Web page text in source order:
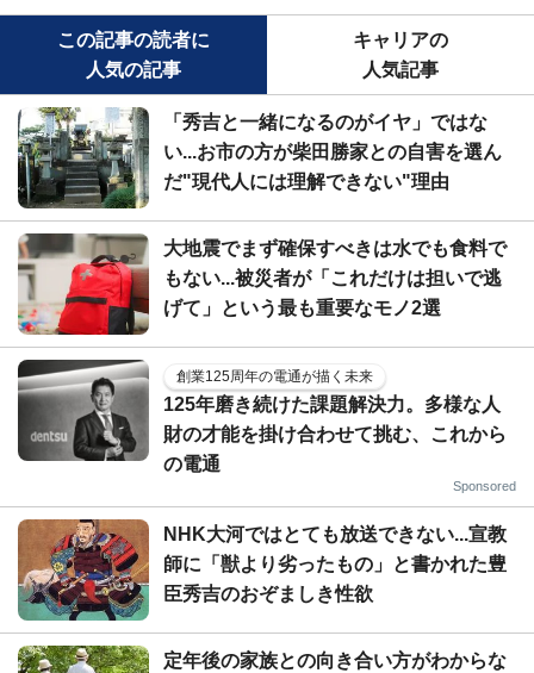
この記事の読者に
人気の記事
キャリアの
人気記事
「秀吉と一緒になるのがイヤ」ではな
い...お市の方が柴田勝家との自害を選ん
だ"現代人には理解できない"理由
大地震でまず確保すべきは水でも食料で
もない...被災者が「これだけは担いで逃
げて」という最も重要なモノ2選
創業125周年の電通が描く未来
125年磨き続けた課題解決力。多様な人
財の才能を掛け合わせて挑む、これから
の電通
Sponsored
NHK大河ではとても放送できない...宣教
師に「獣より劣ったもの」と書かれた豊
臣秀吉のおぞましき性欲
定年後の家族との向き合い方がわからな